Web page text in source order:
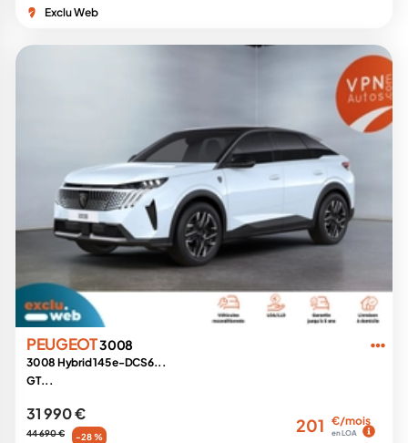
Exclu Web
PEUGEOT3008
3008 Hybrid 145 e-DCS6...
GT...
31 990 €
44 690 € -28 %
201 €/mois
en LOA